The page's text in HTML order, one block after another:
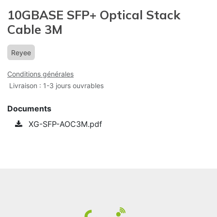
10GBASE SFP+ Optical Stack
Cable 3M
Reyee
Conditions générales
Livraison : 1-3 jours ouvrables
Documents
XG-SFP-AOC3M.pdf